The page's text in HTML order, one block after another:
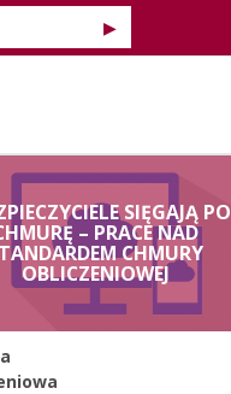
SIĘGAJĄ PO
– PRACE NAD
CHMURY
OBLICZENIOWEJ